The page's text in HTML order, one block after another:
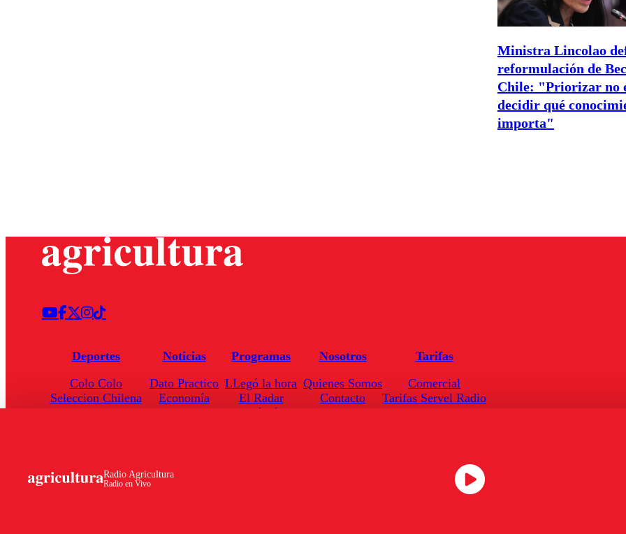
Ministra Lincolao
reformulación de
Chile: "Priorizar no
decidir qué
importa"
Radio Agricultura
Radio en Vivo
Deportes
Colo Colo
Seleccion Chilena
Noticias
Dato Practico
Economía
Programas
LLegó la hora
El Radar
Enfoqué Público
Nosotros
Quienes Somos
Contacto
Tarifas
Comercial
Tarifas Servel Radio